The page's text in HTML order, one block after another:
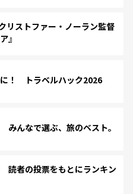
リストファー・ノーラン監督
』
！ トラベルハック2026
んなで選ぶ、旅のベスト。
読者の投票をもとにランキン